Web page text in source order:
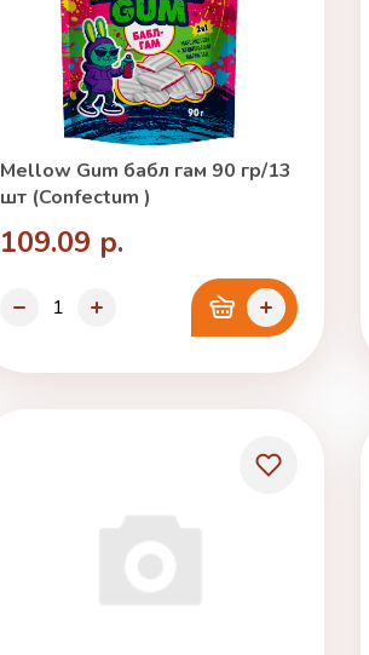
Mellow Gum бабл гам 90 гр/13
шт (Confectum )
109.09 р.